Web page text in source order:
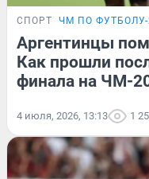
СПОРТ ЧМ ПО ФУТБОЛУ-
Аргентинцы
Как прошли
финала на ЧМ-
4 июля, 2026, 13:13 1